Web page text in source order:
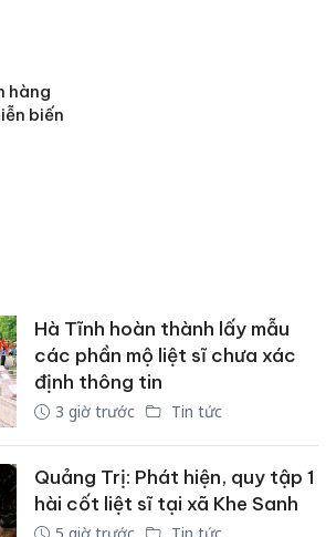
hàng
biến
Hà Tĩnh hoàn thành lấy mẫu
các phần mộ liệt sĩ chưa xác
định thông tin
3 giờ trước Tin tức
Quảng Trị: Phát hiện, quy tập 1
hài cốt liệt sĩ tại xã Khe Sanh